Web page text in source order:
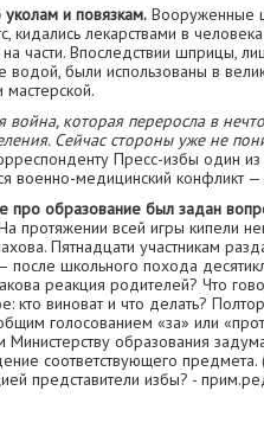
и повязкам. Вооруженные
кидались лекарствами в
части. Впоследствии шприцы,
водой, были использованы в
мастерской.
война, которая переросла в
Сейчас стороны уже не
Пресс-избы один из
военно-медицинский конфликт —
образование был задан
протяжении всей игры кипели
Пятнадцати участникам
школьного похода
реакция родителей? Что
кто виноват и что делать?
голосованием «за» или
образования
соответствующего предмета.
представители избы? -